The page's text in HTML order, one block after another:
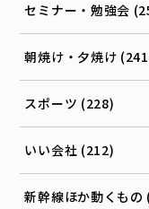
セミナー・勉強会
朝焼け・夕焼け
スポーツ (228)
いい会社 (212)
新幹線ほか動くもの